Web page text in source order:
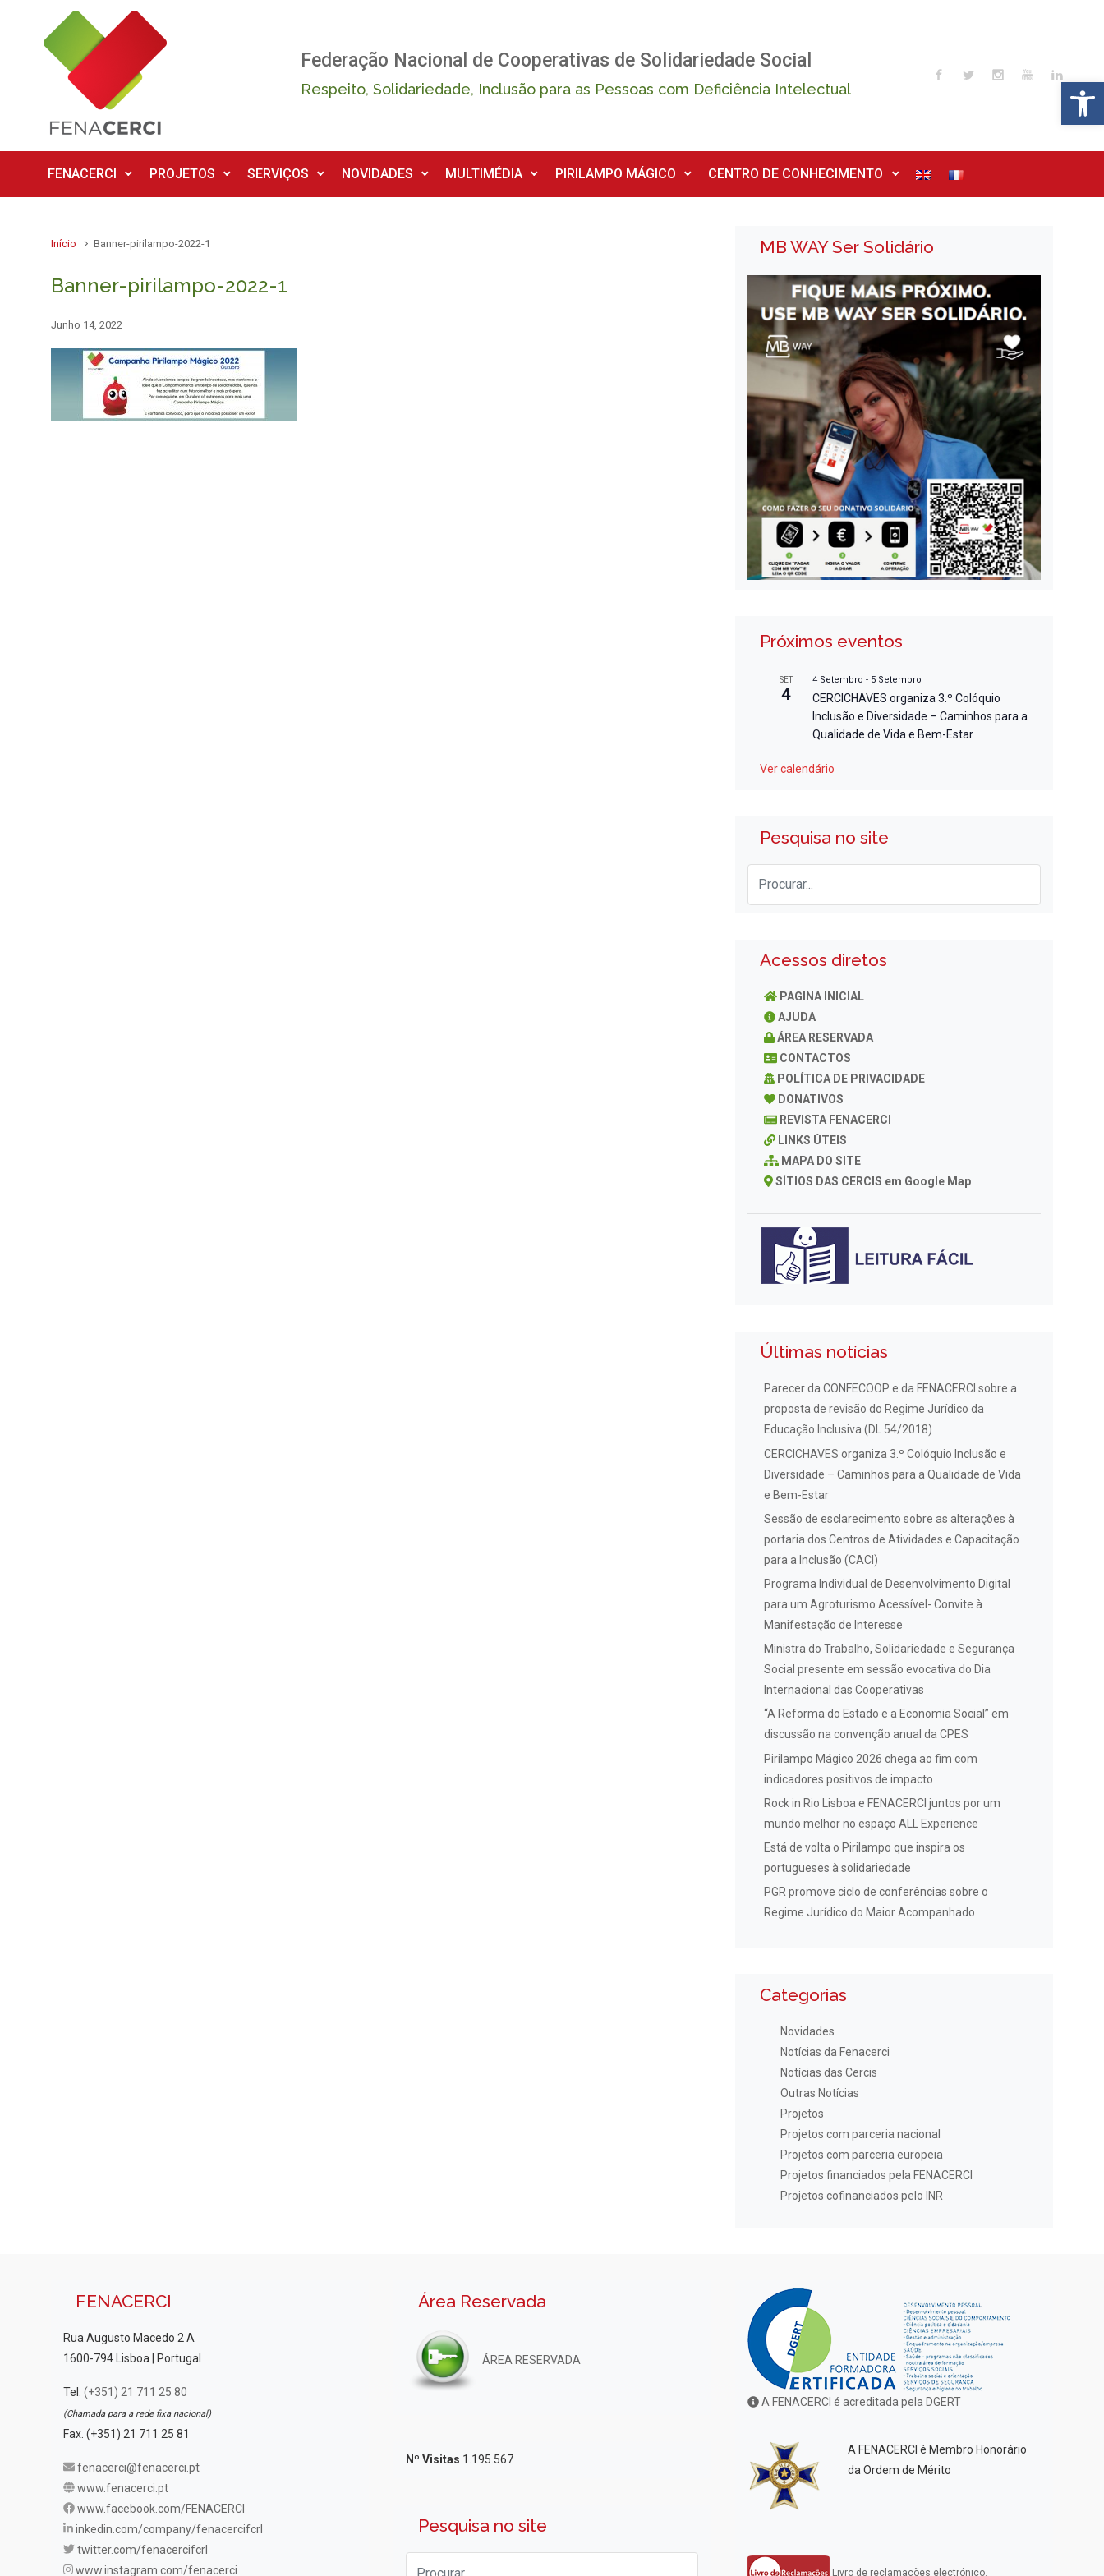
Skip to main content
Federação Nacional de Cooperativas de Solidariedade Social
Respeito, Solidariedade, Inclusão para as Pessoas com Deficiência Intelectual
FENACERCI PROJETOS SERVIÇOS NOVIDADES MULTIMÉDIA PIRILAMPO MÁGICO CENTRO DE CONHECIMENTO
Início Banner-pirilampo-2022-1
Banner-pirilampo-2022-1
Junho 14, 2022
MB WAY Ser Solidário
Próximos eventos
SET
4
4 Setembro - 5 Setembro
CERCICHAVES organiza 3.º Colóquio
Inclusão e Diversidade – Caminhos para a
Qualidade de Vida e Bem-Estar
Ver calendário
Pesquisa no site
Acessos diretos
PAGINA INICIAL
AJUDA
ÁREA RESERVADA
CONTACTOS
POLÍTICA DE PRIVACIDADE
DONATIVOS
REVISTA FENACERCI
LINKS ÚTEIS
MAPA DO SITE
SÍTIOS DAS CERCIS em Google Map
Últimas notícias
Parecer da CONFECOOP e da FENACERCI sobre a
proposta de revisão do Regime Jurídico da
Educação Inclusiva (DL 54/2018)
CERCICHAVES organiza 3.º Colóquio Inclusão e
Diversidade – Caminhos para a Qualidade de Vida
e Bem-Estar
Sessão de esclarecimento sobre as alterações à
portaria dos Centros de Atividades e Capacitação
para a Inclusão (CACI)
Programa Individual de Desenvolvimento Digital
para um Agroturismo Acessível- Convite à
Manifestação de Interesse
Ministra do Trabalho, Solidariedade e Segurança
Social presente em sessão evocativa do Dia
Internacional das Cooperativas
“A Reforma do Estado e a Economia Social” em
discussão na convenção anual da CPES
Pirilampo Mágico 2026 chega ao fim com
indicadores positivos de impacto
Rock in Rio Lisboa e FENACERCI juntos por um
mundo melhor no espaço ALL Experience
Está de volta o Pirilampo que inspira os
portugueses à solidariedade
PGR promove ciclo de conferências sobre o
Regime Jurídico do Maior Acompanhado
Categorias
Novidades
Notícias da Fenacerci
Notícias das Cercis
Outras Notícias
Projetos
Projetos com parceria nacional
Projetos com parceria europeia
Projetos financiados pela FENACERCI
Projetos cofinanciados pelo INR
FENACERCI
Rua Augusto Macedo 2 A
1600-794 Lisboa | Portugal
Tel. (+351) 21 711 25 80
(Chamada para a rede fixa nacional)
Fax. (+351) 21 711 25 81
fenacerci@fenacerci.pt
www.fenacerci.pt
www.facebook.com/FENACERCI
inkedin.com/company/fenacercifcrl
twitter.com/fenacercifcrl
www.instagram.com/fenacerci
Área Reservada
ÁREA RESERVADA
Nº Visitas 1.195.567
Pesquisa no site
A FENACERCI é acreditada pela DGERT
A FENACERCI é Membro Honorário
da Ordem de Mérito
Livro de reclamações electrónico.